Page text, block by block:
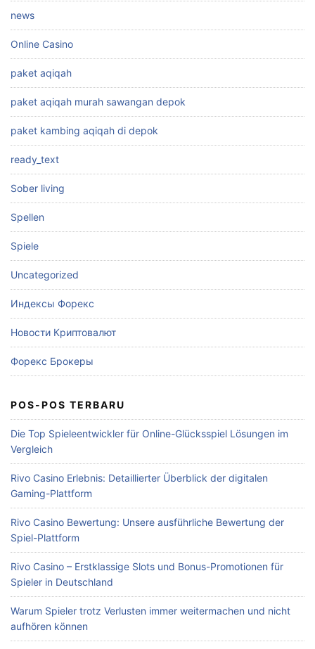
news
Online Casino
paket aqiqah
paket aqiqah murah sawangan depok
paket kambing aqiqah di depok
ready_text
Sober living
Spellen
Spiele
Uncategorized
Индексы Форекс
Новости Криптовалют
Форекс Брокеры
POS-POS TERBARU
Die Top Spieleentwickler für Online-Glücksspiel Lösungen im
Vergleich
Rivo Casino Erlebnis: Detaillierter Überblick der digitalen
Gaming-Plattform
Rivo Casino Bewertung: Unsere ausführliche Bewertung der
Spiel-Plattform
Rivo Casino – Erstklassige Slots und Bonus-Promotionen für
Spieler in Deutschland
Warum Spieler trotz Verlusten immer weitermachen und nicht
aufhören können